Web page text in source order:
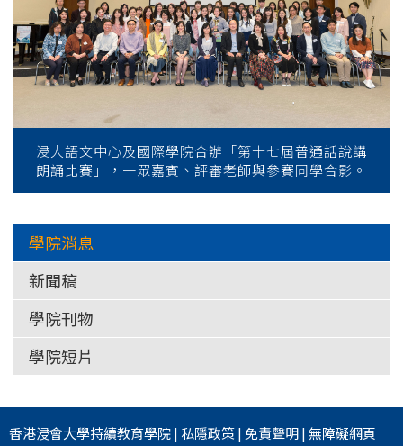
浸大語文中心及國際學院合辦「第十七屆普通話說講
朗誦比賽」，一眾嘉賓、評審老師與參賽同學合影。
學院消息
新聞稿
學院刊物
學院短片
香港浸會大學持續教育學院| 私隱政策|免責聲明|無障礙網頁